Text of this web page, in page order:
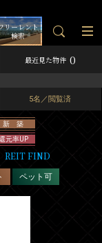
リーレント
検索
最近見た物件 0
5名／閲覧済
新 築
元率UP
REIT FIND
ペット可